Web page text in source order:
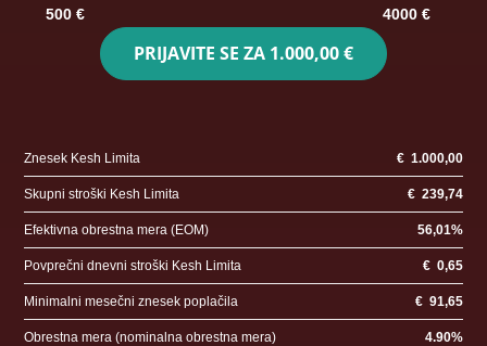
500 € 4000 €
PRIJAVITE SE ZA 1.000,00 €
Znesek Kesh Limita € 1.000,00
Skupni stroški Kesh Limita € 239,74
Efektivna obrestna mera (EOM) 56,01%
Povprečni dnevni stroški Kesh Limita € 0,65
Minimalni mesečni znesek poplačila € 91,65
Obrestna mera (nominalna obrestna mera) 4.90%